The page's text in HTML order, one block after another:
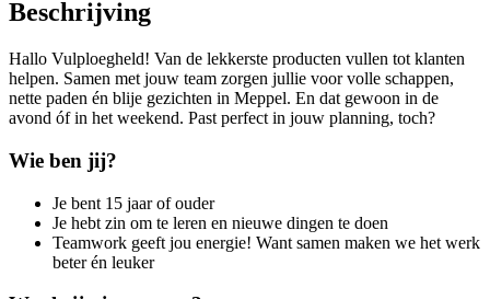
Beschrijving
Hallo Vulploegheld! Van de lekkerste producten vullen tot klanten
helpen. Samen met jouw team zorgen jullie voor volle schappen,
nette paden én blije gezichten in Meppel. En dat gewoon in de
avond óf in het weekend. Past perfect in jouw planning, toch?
Wie ben jij?
Je bent 15 jaar of ouder
Je hebt zin om te leren en nieuwe dingen te doen
Teamwork geeft jou energie! Want samen maken we het werk
beter én leuker